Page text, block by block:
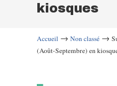
kiosques
Accueil → Non classé →
(Août-Septembre) en